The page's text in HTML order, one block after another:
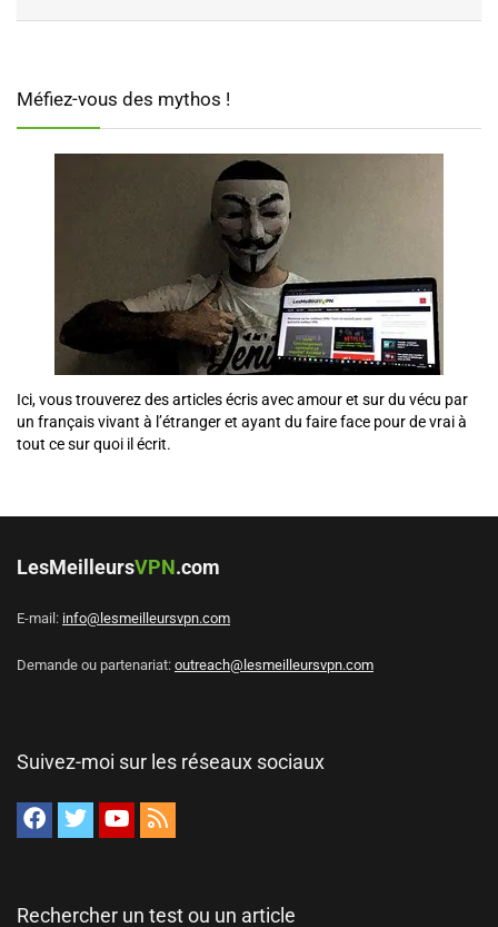
Méfiez-vous des mythos !
Ici, vous trouverez des articles écris avec amour et sur du vécu par
un français vivant à l’étranger et ayant du faire face pour de vrai à
tout ce sur quoi il écrit.
LesMeilleursVPN.com
E-mail: info@lesmeilleursvpn.com
Demande ou partenariat: outreach@lesmeilleursvpn.com
Suivez-moi sur les réseaux sociaux
Rechercher un test ou un article